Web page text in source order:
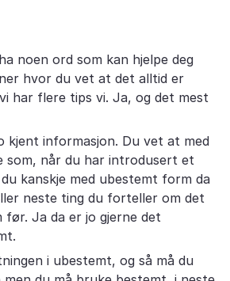
noen ord som kan hjelpe deg
hvor du vet at det alltid er
har flere tips vi. Ja, og det mest
kjent informasjon. Du vet at med
som, når du har introdusert et
kanskje med ubestemt form da
neste ting du forteller om det
før. Ja da er jo gjerne det
i ubestemt, og så må du